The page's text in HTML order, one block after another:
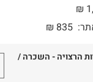
₪ 835
הרצויה - השכרה /